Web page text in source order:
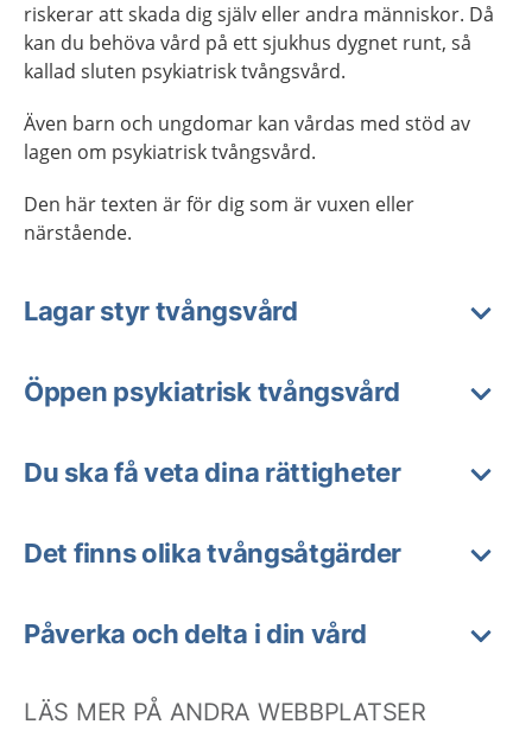
riskerar att skada dig själv eller andra människor. Då
kan du behöva vård på ett sjukhus dygnet runt, så
kallad sluten psykiatrisk tvångsvård.
Även barn och ungdomar kan vårdas med stöd av
lagen om psykiatrisk tvångsvård.
Den här texten är för dig som är vuxen eller
närstående.
Lagar styr tvångsvård
Öppen psykiatrisk tvångsvård
Du ska få veta dina rättigheter
Det finns olika tvångsåtgärder
Påverka och delta i din vård
LÄS MER PÅ ANDRA WEBBPLATSER